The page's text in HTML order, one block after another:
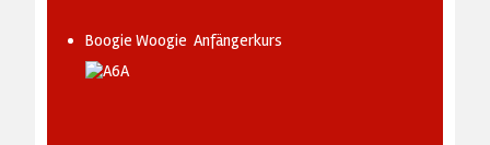
Boogie Woogie Anfängerkurs